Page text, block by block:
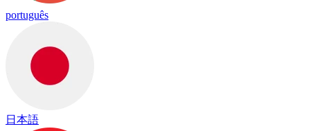
português
日本語